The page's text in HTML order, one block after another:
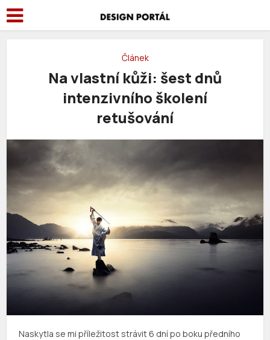
Článek
Na vlastní kůži: šest dnů
intenzivního školení
retušování
Naskytla se mi příležitost strávit 6 dní po boku předního